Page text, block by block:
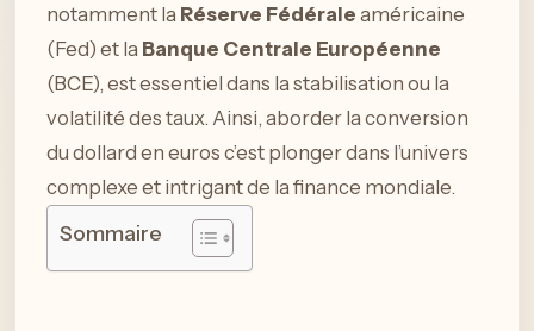
notamment la Réserve Fédérale américaine
(Fed) et la Banque Centrale Européenne
(BCE), est essentiel dans la stabilisation ou la
volatilité des taux. Ainsi, aborder la conversion
du dollard en euros c’est plonger dans l’univers
complexe et intrigant de la finance mondiale.
Sommaire